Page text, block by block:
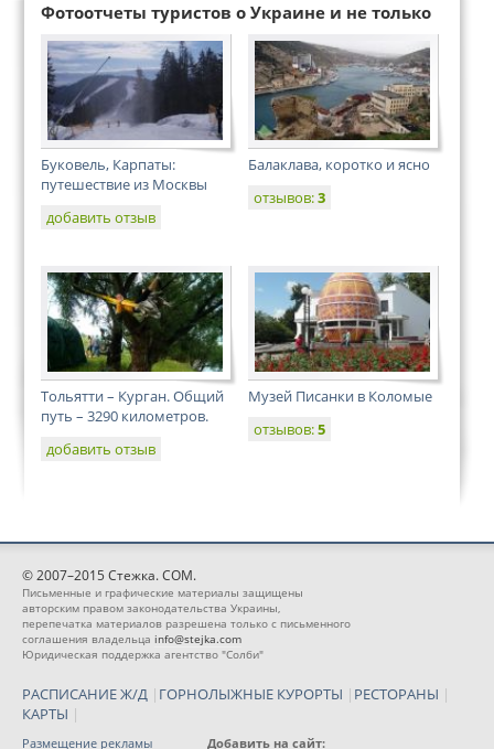
Фотоотчеты туристов о Украине и не только
Буковель, Карпаты:
путешествие из Москвы
добавить отзыв
Балаклава, коротко и ясно
отзывов:3
Тольятти – Курган. Общий
путь – 3290 километров.
добавить отзыв
Музей Писанки в Коломые
отзывов:5
© 2007–2015 Стежка. COM.
Письменные и графические материалы защищены
авторским правом законодательства Украины,
перепечатка материалов разрешена только с письменного
соглашения владельца info@stejka.com
Юридическая поддержка агентство "Солби"
РАСПИСАНИЕ Ж/Д | ГОРНОЛЫЖНЫЕ КУРОРТЫ | РЕСТОРАНЫ |
КАРТЫ |
Размещение рекламы Добавить на сайт: